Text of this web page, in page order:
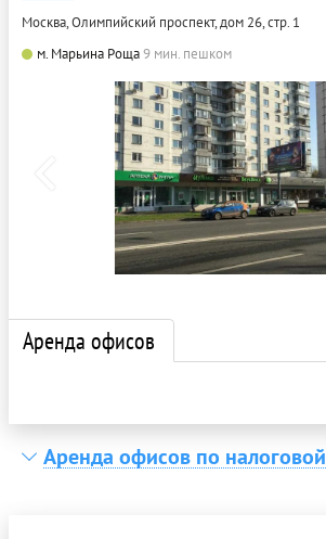
Москва, Олимпийский проспект, дом 26, стр. 1
м. Марьина Роща9 мин. пешком
Аренда офисов
Аренда офисов по налоговой